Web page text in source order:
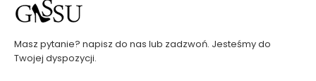
Masz pytanie? napisz do nas lub zadzwoń. Jesteśmy do
Twojej dyspozycji.